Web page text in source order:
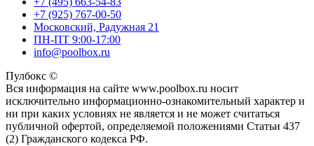
+7 (925) 767-00-50
Московский, Радужная 21
ПН-ПТ 9:00-17:00
info@poolbox.ru
Пулбокс ©
Вся информация на сайте www.poolbox.ru носит
исключительно информационно-ознакомительный характер и
ни при каких условиях не является и не может считаться
публичной офертой, определяемой положениями Статьи 437
(2) Гражданского кодекса РФ.